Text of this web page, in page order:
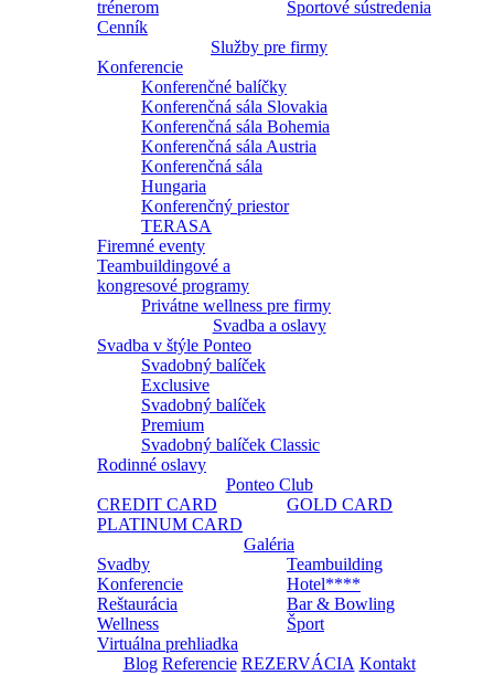
trénerom
Športové sústredenia
Cenník
Služby pre firmy
Konferencie
Konferenčné balíčky
Konferenčná sála Slovakia
Konferenčná sála Bohemia
Konferenčná sála Austria
Konferenčná sála
Hungaria
Konferenčný priestor
TERASA
Firemné eventy
Teambuildingové a
kongresové programy
Privátne wellness pre firmy
Svadba a oslavy
Svadba v štýle Ponteo
Svadobný balíček
Exclusive
Svadobný balíček
Premium
Svadobný balíček Classic
Rodinné oslavy
Ponteo Club
CREDIT CARD
GOLD CARD
PLATINUM CARD
Galéria
Svadby
Teambuilding
Konferencie
Hotel****
Reštaurácia
Bar & Bowling
Wellness
Šport
Virtuálna prehliadka
Blog Referencie REZERVÁCIA Kontakt